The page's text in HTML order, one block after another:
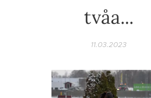
tvåa...
11.03.2023